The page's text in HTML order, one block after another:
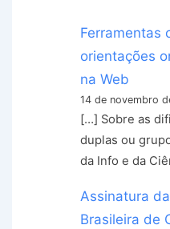
Ferramentas
orientações
na Web
14 de novembro
[…] Sobre as
duplas ou
da Info e da
Assinatura
Brasileira de